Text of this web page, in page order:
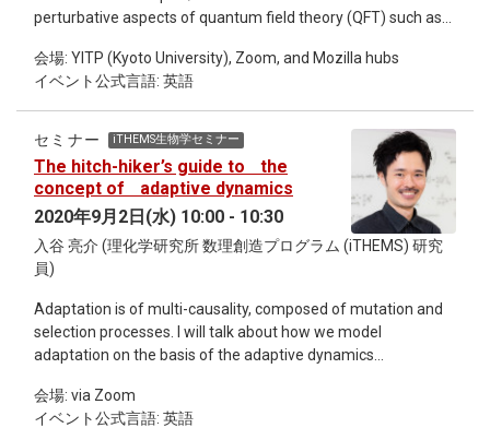
perturbative aspects of quantum field theory (QFT) such as
Hooft anomaly matching, and novel lattice setups. Such
developments are still growing very rapidly and making
fruitful connections not only among physicists involved in
fields with broad energy scales but also with
mathematicians. These developments would enable us to
unveil rich and exciting physics of QFT in the non-perturbative
regime. It is of primary importance to hold a workshop for
researchers in various fields related to the topics to get
together and overview/share the recent progresses, to
discuss future directions, and to seek for possible new
physics/mathematics. For more information, please see on
the related link.
会場: YITP (Kyoto University), Zoom, and Mozilla hubs
イベント公式言語: 英語
セミナー iTHEMS生物学セミナー
The hitch-hiker’s guide to the
concept of adaptive dynamics
2020年9月2日(水) 10:00 - 10:30
入谷 亮介 (理化学研究所 数理創造プログラム (iTHEMS) 研究
員)
Adaptation is of multi-causality, composed of mutation and
selection processes. I will talk about how we model
adaptation on the basis of the adaptive dynamics
heavily mathematical, to draw attention from more people.
会場: via Zoom
イベント公式言語: 英語